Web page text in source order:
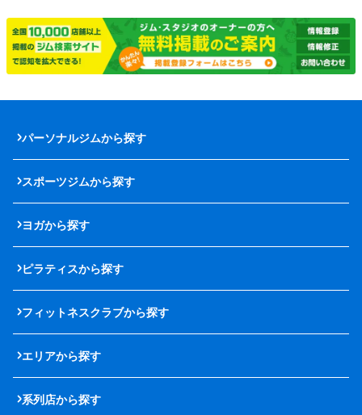
パーソナルジムから探す
スポーツジムから探す
ヨガから探す
ピラティスから探す
フィットネスクラブから探す
エリアから探す
系列店から探す